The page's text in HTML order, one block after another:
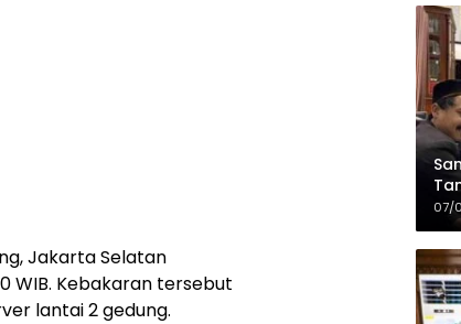
Jakarta Selatan
WIB. Kebakaran tersebut
lantai 2 gedung.
07/